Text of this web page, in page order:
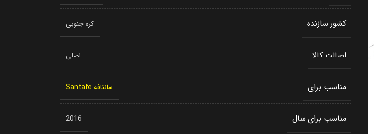
کشور سازنده کره جنوبی
اصالت کالا اصلی
مناسب برای سانتافه Santafe
مناسب برای سال 2016